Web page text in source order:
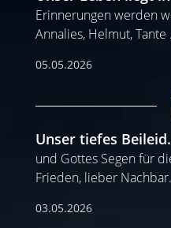
Erinnerungen werden
Annalies, Helmut, Tante
05.05.2026
Unser tiefes
und Gottes Segen für
Frieden, lieber Nachbar.
03.05.2026